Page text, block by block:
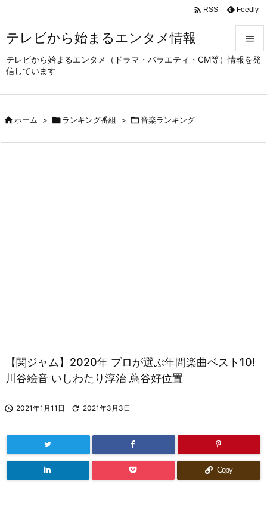
テレビから始まるエンタメ情報
テレビから始まるエンタメ（ドラマ・バラエティ・CM等）情報を発
信しています



 RSS Feedly
ホーム > ランキング番組 > 音楽ランキング
【関ジャム】2020年 プロが選ぶ年間楽曲ベスト10!
川谷絵音 いしわたり淳治 蔦谷好位置
 2021年1月11日  2021年3月3日
Copy